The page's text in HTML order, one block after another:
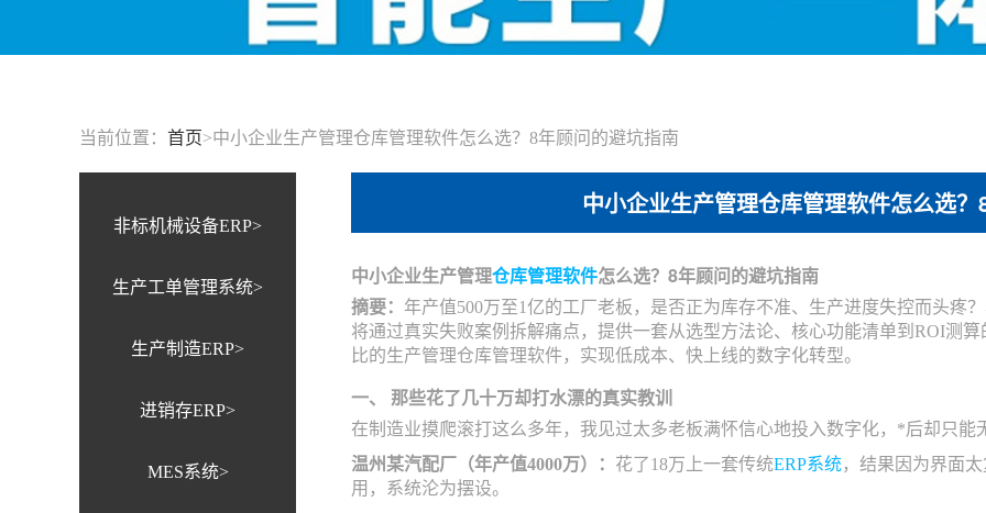
当前位置： 首页>中小企业生产管理仓库管理软件怎么选？8年顾问的避坑指南
非标机械设备ERP>
生产工单管理系统>
生产制造ERP>
进销存ERP>
MES系统>
中小企业生产管理仓库管理软件怎么选
中小企业生产管理仓库管理软件怎么选？8年顾问的避坑指南
摘要： 年产值500万至1亿的工厂老板，是否正为库存不准、生产进度失控而头疼
将通过真实失败案例拆解痛点，提供一套从选型方法论、核心功能清单到ROI测
比的生产管理仓库管理软件，实现低成本、快上线的数字化转型。
一、 那些花了几十万却打水漂的真实教训
在制造业摸爬滚打这么多年，我见过太多老板满怀信心地投入数字化，*后却只能
温州某汽配厂（年产值4000万）： 花了18万上一套传统ERP系统，结果因为界面
用，系统沦为摆设。